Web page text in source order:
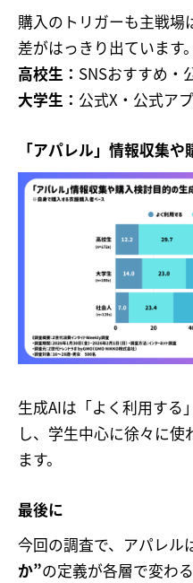
購入のトリガーも主戦場
差がはっきり出ています。
高校生： SNSおすすめ・
大学生： 公式X・公式ア
「アパレル」情報収集
生成AIは「よく利用する
し、学生中心に徐々に
ます。
最後に
今回の調査で、アパレル
か”の定義が各層で変わ